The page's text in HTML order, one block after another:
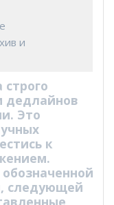
и
дедлайнов
Это
к
следующей